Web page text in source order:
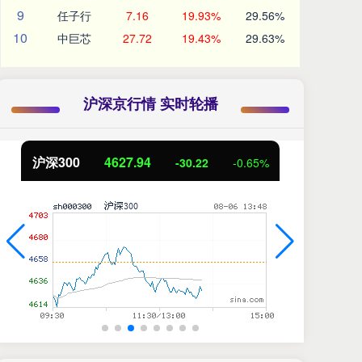
9 任子行 7.16 19.93% 29.56%
10 中巨芯 27.72 19.43% 29.63%
沪深京行情 实时轮播
北证50 1112.69 -6.77 -0.60%